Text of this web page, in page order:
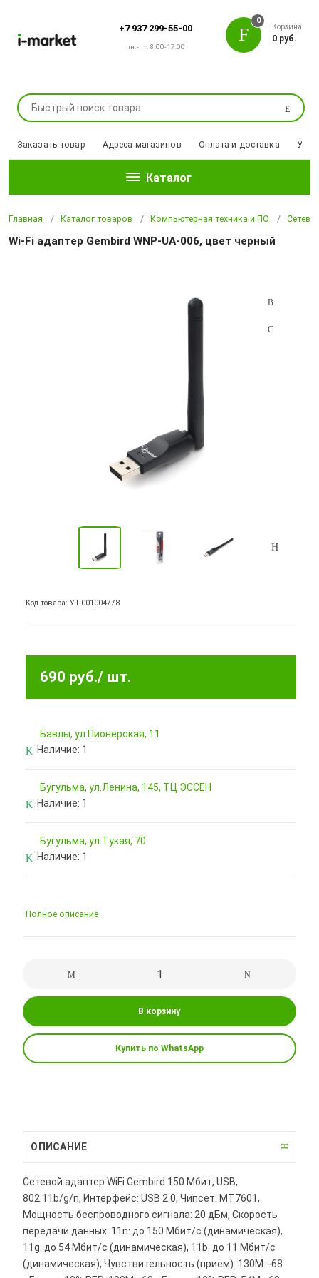
+7 937 299-55-00
пн.-пт. 8:00-17:00
Поиск
0
Корзина
0 руб.
Заказать товар Адреса магазинов Оплата и доставка
Каталог
Главная Каталог товаров Компьютерная техника и ПО
Wi-Fi адаптер Gembird WNP-UA-006, цвет черный
Код товара: УТ-001004778
690 руб./ шт.
Бавлы, ул.Пионерская, 11
Наличие: 1
Бугульма, ул.Ленина, 145, ТЦ ЭССЕН
Наличие: 1
Бугульма, ул.Тукая, 70
Наличие: 1
Полное описание
В корзину
Купить по WhatsApp
ОПИСАНИЕ
Сетевой адаптер WiFi Gembird 150 Мбит, USB,
802.11b/g/n, Интерфейс: USB 2.0, Чипсет: MT7601,
Мощность беспроводного сигнала: 20 дБм, Скорость
передачи данных: 11n: до 150 Мбит/с (динамическая),
11g: до 54 Мбит/с (динамическая), 11b: до 11 Мбит/с
(динамическая), Чувствительность (приём): 130M: -68